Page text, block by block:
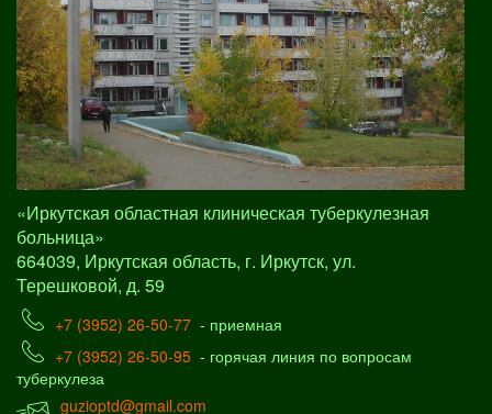
«Иркутская областная клиническая туберкулезная
больница»
664039, Иркутская область, г. Иркутск, ул.
Терешковой, д. 59
+7 (3952) 26-50-77 - приемная
+7 (3952) 26-50-95 - горячая линия по вопросам
туберкулеза
guzioptd@gmail.com